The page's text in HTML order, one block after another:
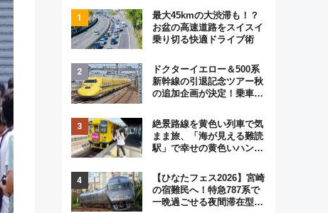
最大45kmの大渋滞も！？
お盆の高速道路をスイスイ
乗り切る快適ドライブ術
ドクターイエロー＆500系
新幹線の引退記念ツアー秋
の追加企画が決定！乗車体
とめ
絶景路線を黄色い列車で気
まま旅、「海が見える難読
駅」で幸せの黄色いハンカ
とり旅」279回目の舞台は
「島原鉄道」
【ひなたフェス2026】宮崎
の宿難民へ！特急787系で
一晩過ごせる夜間滞在型イ